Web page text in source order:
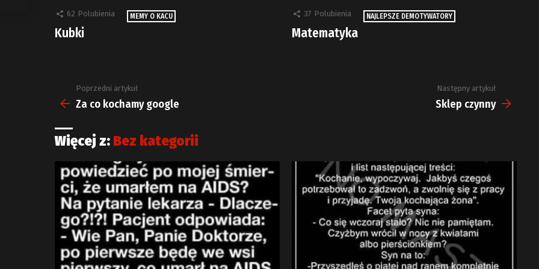
62 Polubienia MEMY O KACU
Kubki
37 Polubienia NAJLEPSZE DEMOTYWATORY
Matematyka
Zobacz
więcej
Poprzedni artykuł
Za co kochamy google
Następny artykuł
Sklep czynny
Więcej z: Bez kategorii